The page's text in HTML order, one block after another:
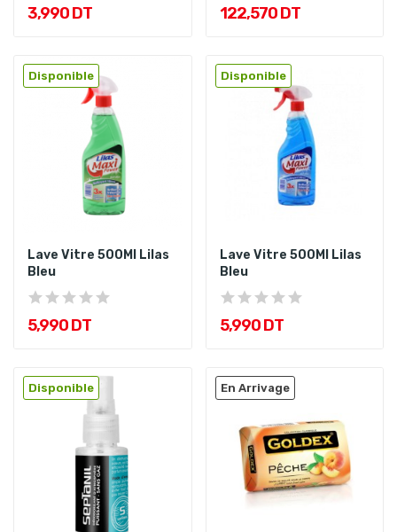
3,990 DT 122,570 DT
Disponible
Lave Vitre 500Ml Lilas
Bleu
5,990 DT
Disponible
Lave Vitre 500Ml Lilas
Bleu
5,990 DT
Disponible En Arrivage